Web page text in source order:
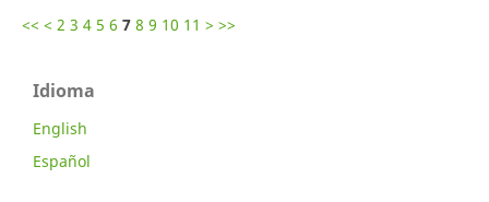
<< < 2 3 4 5 6 7 8 9 10 11 > >>
Idioma
English
Español